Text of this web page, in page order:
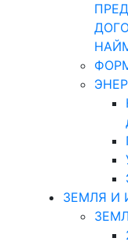
ЗЕМЛЯ И